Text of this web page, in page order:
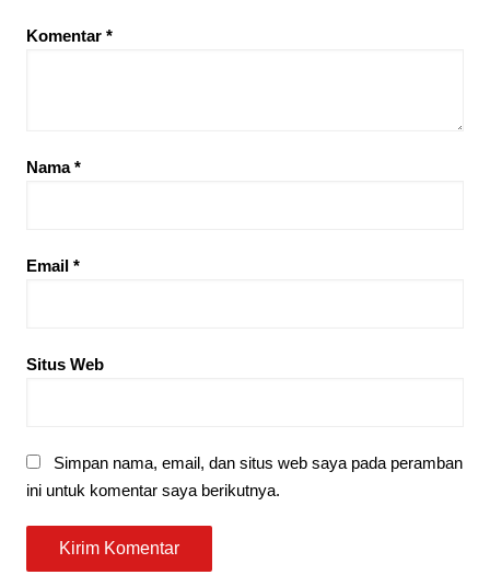
Komentar *
Nama*
Email *
Situs Web
Simpan nama, email, dan situs web saya pada peramban
ini untuk komentar saya berikutnya.